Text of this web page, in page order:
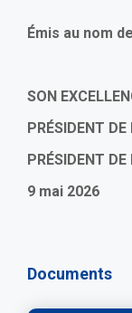
Émis au nom
SON
PRÉSIDENT DE
PRÉSIDENT
9 mai 2026
Documents